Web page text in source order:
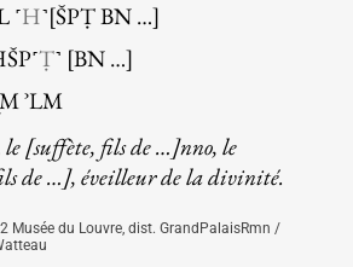
˹H˺[ŠPṬ BN …]
Ṭ˺ [BN …]
ʾLM
[suffète, fils de …]nno, le
de …], éveilleur de la divinité.
Musée du Louvre, dist. GrandPalaisRmn /